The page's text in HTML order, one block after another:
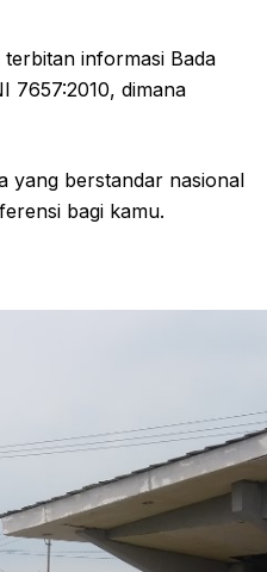
informasi Bada
7657:2010, dimana
yang berstandar nasional
bagi kamu.